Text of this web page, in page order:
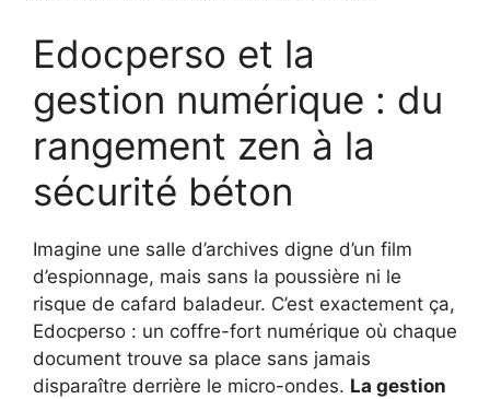
Edocperso et la
gestion numérique : du
rangement zen à la
sécurité béton
Imagine une salle d’archives digne d’un film
d’espionnage, mais sans la poussière ni le
risque de cafard baladeur. C’est exactement ça,
Edocperso : un coffre-fort numérique où chaque
document trouve sa place sans jamais
disparaître derrière le micro-ondes. La gestion